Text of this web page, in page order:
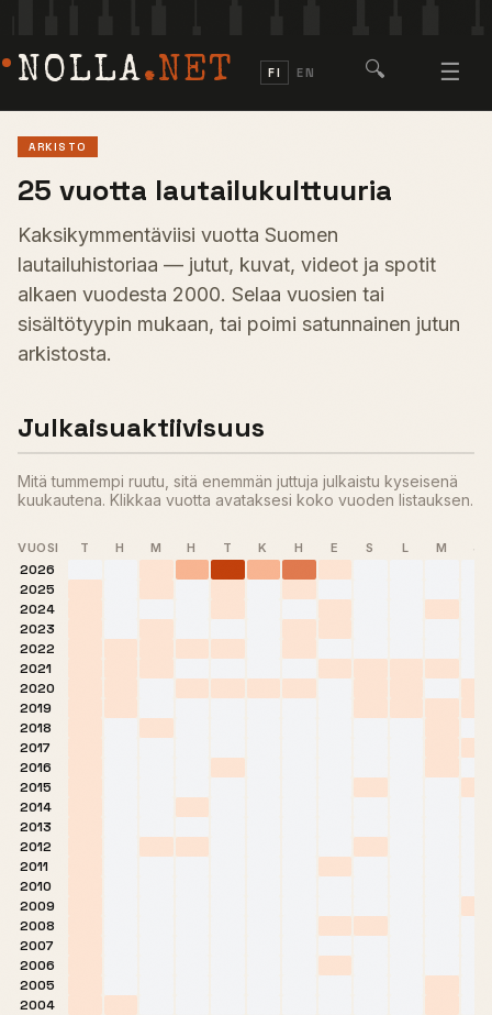
NOLLA.NET FI EN 🔍 ☰
ARKISTO
25 vuotta lautailukulttuuria
Kaksikymmentäviisi vuotta Suomen
lautailuhistoriaa — jutut, kuvat, videot ja spotit
alkaen vuodesta 2000. Selaa vuosien tai
sisältötyypin mukaan, tai poimi satunnainen jutun
arkistosta.
Julkaisuaktiivisuus
Mitä tummempi ruutu, sitä enemmän juttuja julkaistu kyseisenä
kuukautena. Klikkaa vuotta avataksesi koko vuoden listauksen.
VUOSI T H M H T K H E S L M J
2026
2025
2024
2023
2022
2021
2020
2019
2018
2017
2016
2015
2014
2013
2012
2011
2010
2009
2008
2007
2006
2005
2004